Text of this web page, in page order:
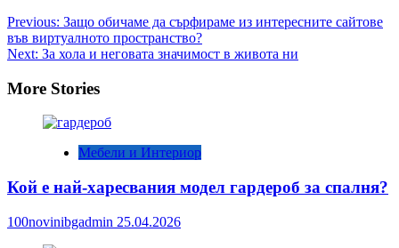
Post
navigation
Previous: Защо обичаме да сърфираме из интересните сайтове
във виртуалното пространство?
Next: За хола и неговата значимост в живота ни
More Stories
Мебели и Интериор
Кой е най-харесвания модел гардероб за спалня?
100novinibgadmin 25.04.2026